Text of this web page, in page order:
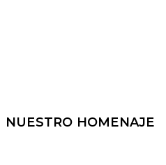
NUESTRO HOMENAJE